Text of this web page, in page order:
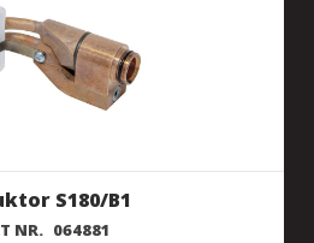
S180/B1
NR. 064881